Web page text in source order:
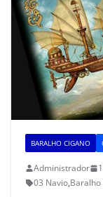
BARALHO CIGANO
Administrador
03 Navio,Baralho